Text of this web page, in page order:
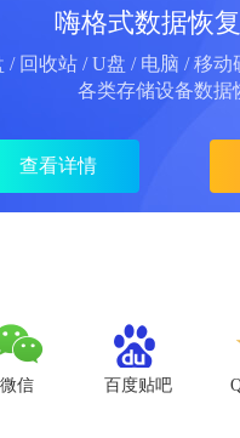
嗨格式数据恢
/ 回收站 / U盘 / 电脑 / 移动
各类存储设备数据
查看详情
微信 百度贴吧